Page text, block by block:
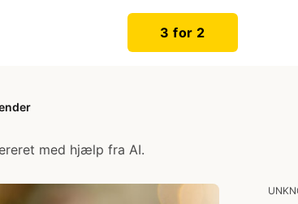
3 for 2
med hjælp fra AI.